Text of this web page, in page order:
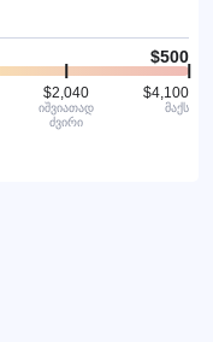
$500
$2,040
იშვიათად
ძვირი
$4,100
მაქს